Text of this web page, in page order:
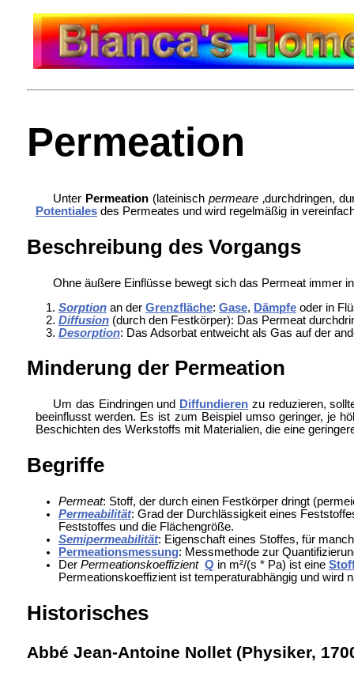
Permeation
Unter Permeation(lateinisch permeare‚durchdringen,
Potentialesdes Permeates und wird regelmäßig in
Beschreibung des Vorgangs
Ohne äußere Einflüsse bewegt sich das Permeat immer
Sorptionan der Grenzfläche: Gase, Dämpfeoder in
Diffusion(durch den Festkörper): Das Permeat
Desorption: Das Adsorbat entweicht als Gas auf der
Minderung der Permeation
Um das Eindringen und Diffundieren zu reduzieren,
beeinflusst werden. Es ist zum Beispiel umso geringer, je
Beschichten des Werkstoffs mit Materialien, die eine
Begriffe
Permeat: Stoff, der durch einen Festkörper dringt
Permeabilität: Grad der Durchlässigkeit eines
Feststoffes und die Flächengröße.
Semipermeabilität: Eigenschaft eines Stoffes, für
Permeationsmessung: Messmethode zur
Der Permeationskoeffizient Q in m²/(s * Pa) ist eine
Permeationskoeffizient ist temperaturabhängig und wird
Historisches
Abbé Jean-Antoine Nollet (Physiker,